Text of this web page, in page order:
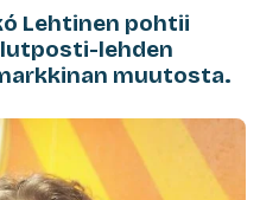
Lehtinen pohtii
lehden
muutosta.